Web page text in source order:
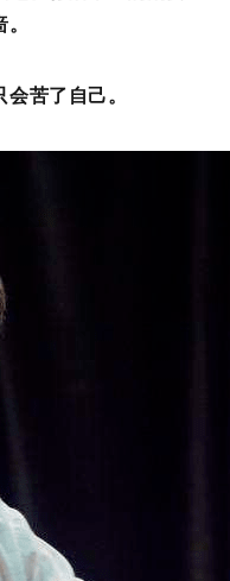
苦了自己。